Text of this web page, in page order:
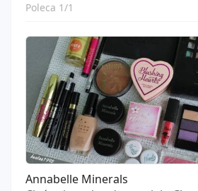
Poleca 1/1
Annabelle Minerals